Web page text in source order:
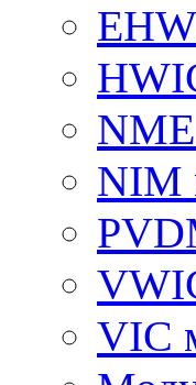
NIM
VIC